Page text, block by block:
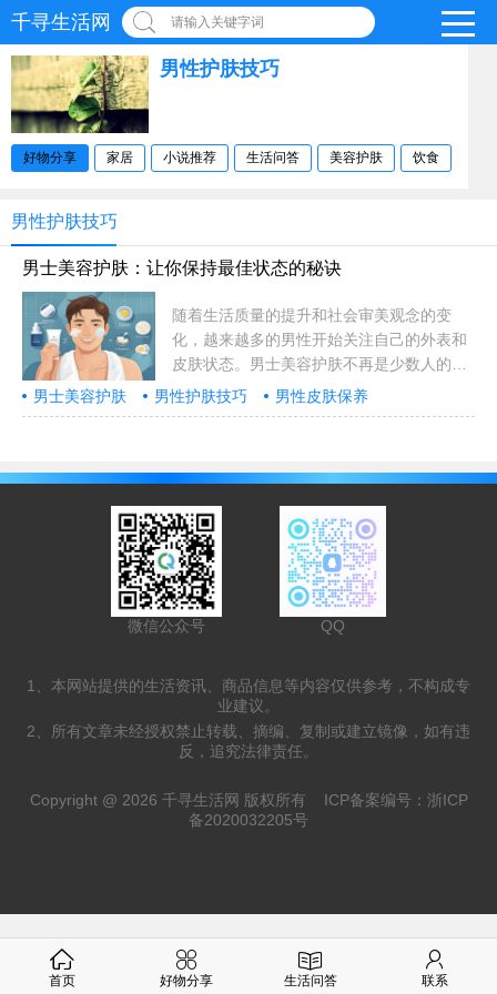
千寻生活网 请输入关键字词
男性护肤技巧
好物分享 家居 小说推荐 生活问答 美容护肤 饮食
男性护肤技巧
男士美容护肤：让你保持最佳状态的秘诀
随着生活质量的提升和社会审美观念的变
化，越来越多的男性开始关注自己的外表和
皮肤状态。男士美容护肤不再是少数人的专
属，已经成为当代男性日常护理的重要部
分。本文将为你详细介绍一些简单实用的男
男士美容护肤 男性护肤技巧
男性皮肤保养
男性防晒护理
痘痘肌护理
微信公众号 QQ
1、本网站提供的生活资讯、商品信息等内容仅供参考，不构成专
业建议。
2、所有文章未经授权禁止转载、摘编、复制或建立镜像，如有违
反，追究法律责任。
Copyright @ 2026 千寻生活网 版权所有 ICP备案编号：浙ICP
备2020032205号
首页 好物分享 生活问答 联系